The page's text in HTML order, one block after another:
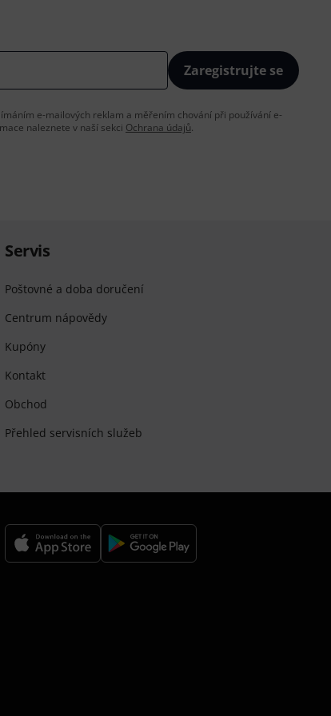
Zaregistrujte se
e-mailových reklam a měřením chování při používání e-
naleznete v naší sekci Ochrana údajů.
Servis
Poštovné a doba doručení
Centrum nápovědy
Kupóny
Kontakt
Obchod
Přehled servisních služeb